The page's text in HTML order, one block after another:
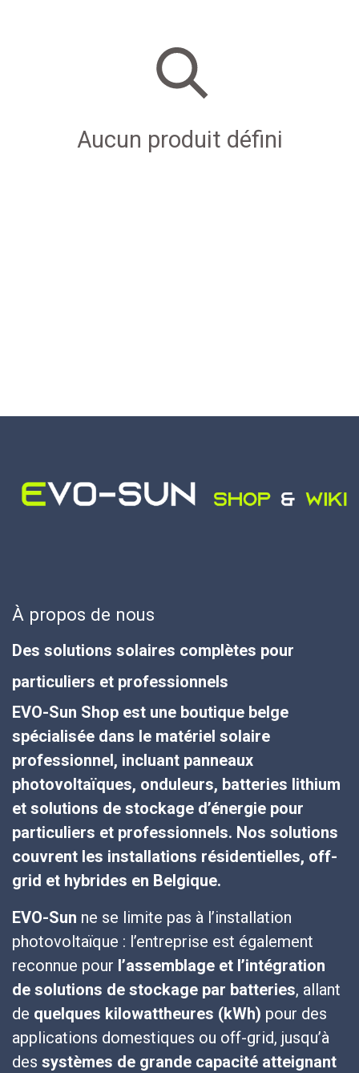
Aucun produit défini
À propos de nous
Des solutions solaires complètes pour
particuliers et professionnels
EVO-Sun Shop est une boutique belge
spécialisée dans le matériel solaire
professionnel, incluant panneaux
photovoltaïques, onduleurs, batteries lithium
et solutions de stockage d’énergie pour
particuliers et professionnels. Nos solutions
couvrent les installations résidentielles, off-
grid et hybrides en Belgique.
EVO-Sun ne se limite pas à l’installation
photovoltaïque : l’entreprise est également
reconnue pour l’assemblage et l’intégration
de solutions de stockage par batteries, allant
de quelques kilowattheures (kWh) pour des
applications domestiques ou off-grid, jusqu’à
des systèmes de grande capacité atteignant